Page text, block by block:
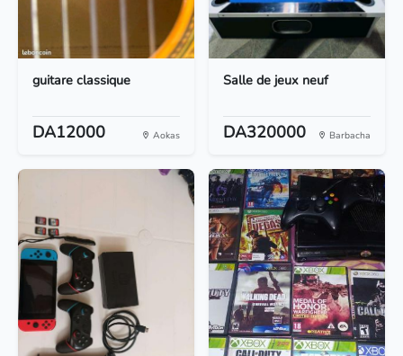
guitare classique
DA12000 Aokas
Salle de jeux neuf
DA320000 Barbacha